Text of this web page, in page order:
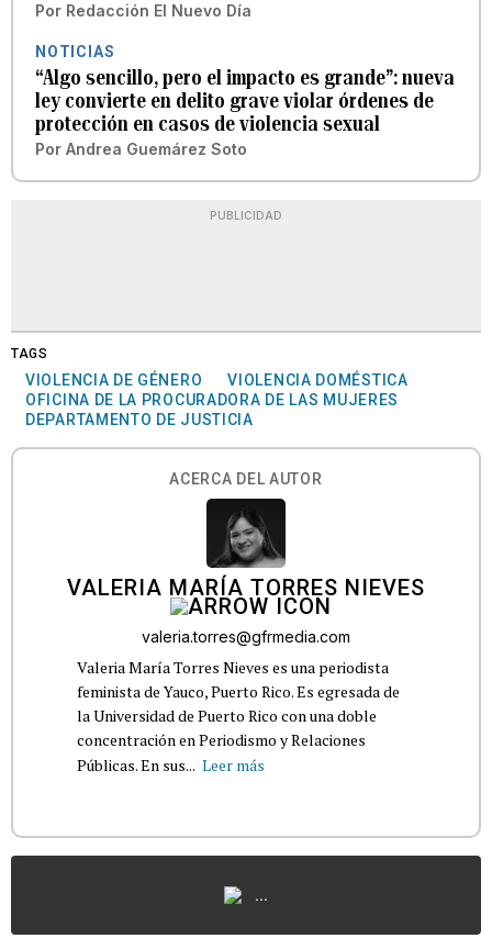
Por Redacción El Nuevo Día
NOTICIAS
“Algo sencillo, pero el impacto es grande”: nueva
ley convierte en delito grave violar órdenes de
protección en casos de violencia sexual
Por Andrea Guemárez Soto
PUBLICIDAD
TAGS
VIOLENCIA DE GÉNERO
VIOLENCIA DOMÉSTICA
OFICINA DE LA PROCURADORA DE LAS MUJERES
DEPARTAMENTO DE JUSTICIA
ACERCA DEL AUTOR
VALERIA MARÍA TORRES NIEVES
valeria.torres@gfrmedia.com
Valeria María Torres Nieves es una periodista
feminista de Yauco, Puerto Rico. Es egresada de
la Universidad de Puerto Rico con una doble
concentración en Periodismo y Relaciones
Públicas. En sus... Leer más
...